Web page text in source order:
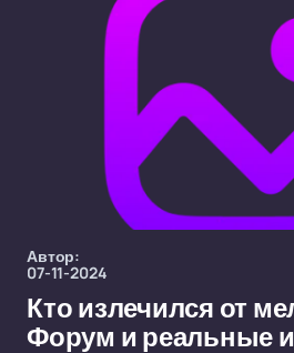
Автор:
07-11-2024
Кто излечился от
Форум и реальные